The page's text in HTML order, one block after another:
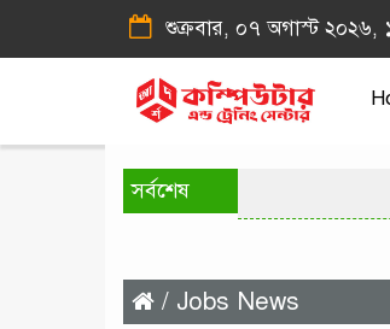
শুক্রবার, ০৭ অগাস্ট ২০২৬,
সর্বশেষ
/ Jobs News